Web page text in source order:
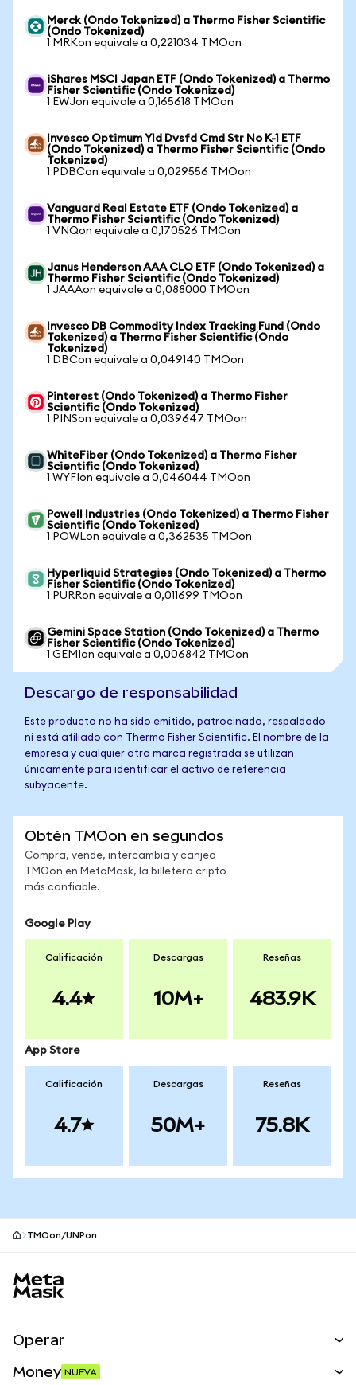
Merck (Ondo Tokenized) a Thermo Fisher Scientific
(Ondo Tokenized)
1 MRKon equivale a 0,221034 TMOon
iShares MSCI Japan ETF (Ondo Tokenized) a Thermo
Fisher Scientific (Ondo Tokenized)
1 EWJon equivale a 0,165618 TMOon
Invesco Optimum Yld Dvsfd Cmd Str No K-1 ETF
(Ondo Tokenized) a Thermo Fisher Scientific (Ondo
Tokenized)
1 PDBCon equivale a 0,029556 TMOon
Vanguard Real Estate ETF (Ondo Tokenized) a
Thermo Fisher Scientific (Ondo Tokenized)
1 VNQon equivale a 0,170526 TMOon
Janus Henderson AAA CLO ETF (Ondo Tokenized) a
Thermo Fisher Scientific (Ondo Tokenized)
1 JAAAon equivale a 0,088000 TMOon
Invesco DB Commodity Index Tracking Fund (Ondo
Tokenized) a Thermo Fisher Scientific (Ondo
Tokenized)
1 DBCon equivale a 0,049140 TMOon
Pinterest (Ondo Tokenized) a Thermo Fisher
Scientific (Ondo Tokenized)
1 PINSon equivale a 0,039647 TMOon
WhiteFiber (Ondo Tokenized) a Thermo Fisher
Scientific (Ondo Tokenized)
1 WYFIon equivale a 0,046044 TMOon
Powell Industries (Ondo Tokenized) a Thermo Fisher
Scientific (Ondo Tokenized)
1 POWLon equivale a 0,362535 TMOon
Hyperliquid Strategies (Ondo Tokenized) a Thermo
Fisher Scientific (Ondo Tokenized)
1 PURRon equivale a 0,011699 TMOon
Gemini Space Station (Ondo Tokenized) a Thermo
Fisher Scientific (Ondo Tokenized)
1 GEMIon equivale a 0,006842 TMOon
Descargo de responsabilidad
Este producto no ha sido emitido, patrocinado, respaldado
ni está afiliado con Thermo Fisher Scientific. El nombre de la
empresa y cualquier otra marca registrada se utilizan
únicamente para identificar el activo de referencia
subyacente.
Obtén TMOon en segundos
Compra, vende, intercambia y canjea
TMOon en MetaMask, la billetera cripto
más confiable.
Google Play
Calificación
4.4
Descargas
10M+
Reseñas
483.9K
App Store
Calificación
4.7
Descargas
50M+
Reseñas
75.8K
TMOon/UNPon
Operar
Money NUEVA